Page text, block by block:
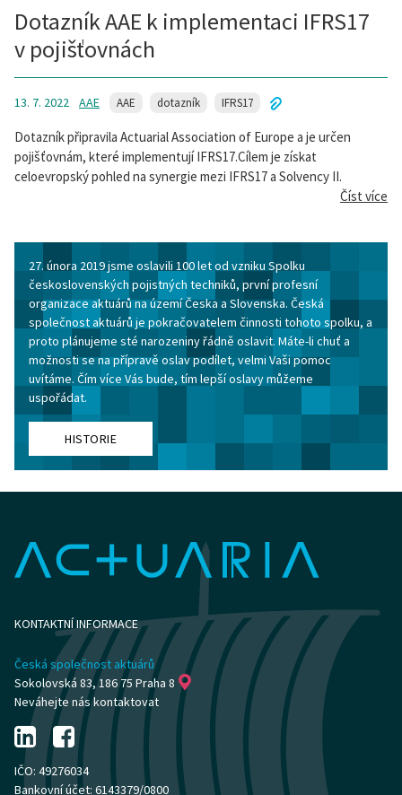
Dotazník AAE k implementaci IFRS17
v pojišťovnách
13. 7. 2022 AAE AAE dotazník IFRS17
Dotazník připravila Actuarial Association of Europe a je určen
pojišťovnám, které implementují IFRS17.Cílem je získat
celoevropský pohled na synergie mezi IFRS17 a Solvency II.
Číst více
27. února 2019 jsme oslavili 100 let od vzniku Spolku
československých pojistných techniků, první profesní
organizace aktuárů na území Česka a Slovenska. Česká
společnost aktuárů je pokračovatelem činnosti tohoto spolku, a
proto plánujeme sté narozeniny řádně oslavit. Máte-li chuť a
možnosti se na přípravě oslav podílet, velmi Vaši pomoc
uvítáme. Čím více Vás bude, tím lepší oslavy můžeme
uspořádat.
HISTORIE
KONTAKTNÍ INFORMACE
Česká společnost aktuárů
Sokolovská 83, 186 75 Praha 8
Neváhejte nás kontaktovat
IČO: 49276034
Bankovní účet: 6143379/0800